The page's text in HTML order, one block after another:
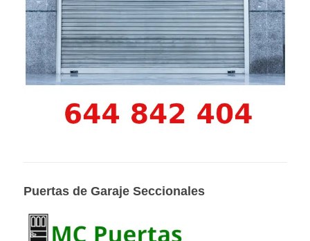
Puertas de Garaje Seccionales